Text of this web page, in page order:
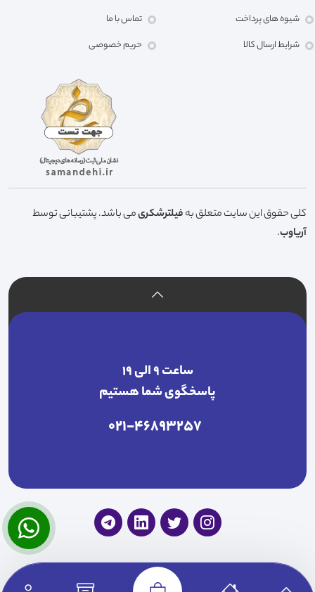
شیوه های پرداخت
شرایط ارسال کالا
تماس با ما
حریم خصوصی
کلی حقوق این سایت متعلق بهفیلترشکریمی باشد. پشتیبانی توسط
آریاوب.
ساعت ۹ الی ۱۹
پاسخگوی شما هستیم
021-46893257